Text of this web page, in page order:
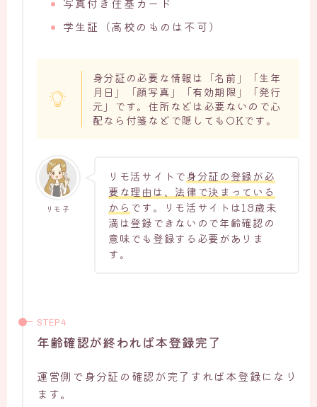
学生証（高校のものは不可）
身分証の必要な情報は「名前」「生年
月日」「顔写真」「有効期限」「発行
元」です。住所などは必要ないので心
配なら付箋などで隠してもOKです。
リモ子
リモ活サイトで身分証の登録が必
要な理由は、法律で決まっている
から です。リモ活サイトは18歳未
満は登録できないので年齢確認の
意味でも登録する必要がありま
す。
年齢確認が終われば本登録完了
運営側で身分証の確認が完了すれば本登録になり
ます。